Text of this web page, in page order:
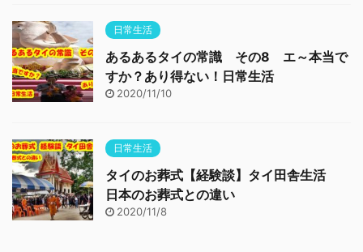
日常生活
あるあるタイの常識 その8 エ～本当で
すか？あり得ない！日常生活
2020/11/10
日常生活
タイのお葬式【経験談】タイ田舎生活
日本のお葬式との違い
2020/11/8